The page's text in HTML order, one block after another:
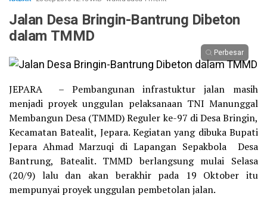
Jalan Desa Bringin-Bantrung Dibeton
dalam TMMD
Perbesar
JEPARA – Pembangunan infrastuktur jalan masih
menjadi proyek unggulan pelaksanaan TNI Manunggal
Membangun Desa (TMMD) Reguler ke-97 di Desa Bringin,
Kecamatan Batealit, Jepara. Kegiatan yang dibuka Bupati
Jepara Ahmad Marzuqi di Lapangan Sepakbola Desa
Bantrung, Batealit. TMMD berlangsung mulai Selasa
(20/9) lalu dan akan berakhir pada 19 Oktober itu
mempunyai proyek unggulan pembetolan jalan.